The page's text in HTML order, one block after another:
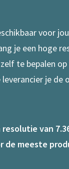
voor
je een hoge
te bepalen
je de
van
de meeste